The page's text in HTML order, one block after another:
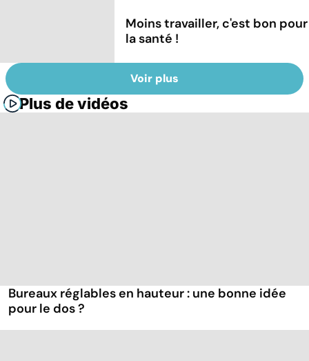
Moins travailler, c'est bon pour
la santé !
Voir plus
Plus de vidéos
Bureaux réglables en hauteur : une bonne idée
pour le dos ?